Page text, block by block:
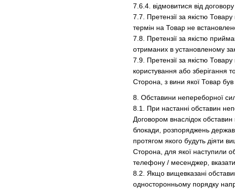
7.6.4. відмовитися від
7.7. Претензії за якістю
термін на Товар не
7.8. Претензії за якістю
отриманих в установленому
7.9. Претензії за якістю
користування або зберігання
Сторона, з вини якої Товар
8. Обставини непереборної
8.1. При настанні обставин
Договором внаслідок
блокади, розпоряджень
протягом якого будуть діяти
Сторона, для якої наступили
телефону / месенджер, вказати
8.2. Якщо вищевказані
односторонньому порядку